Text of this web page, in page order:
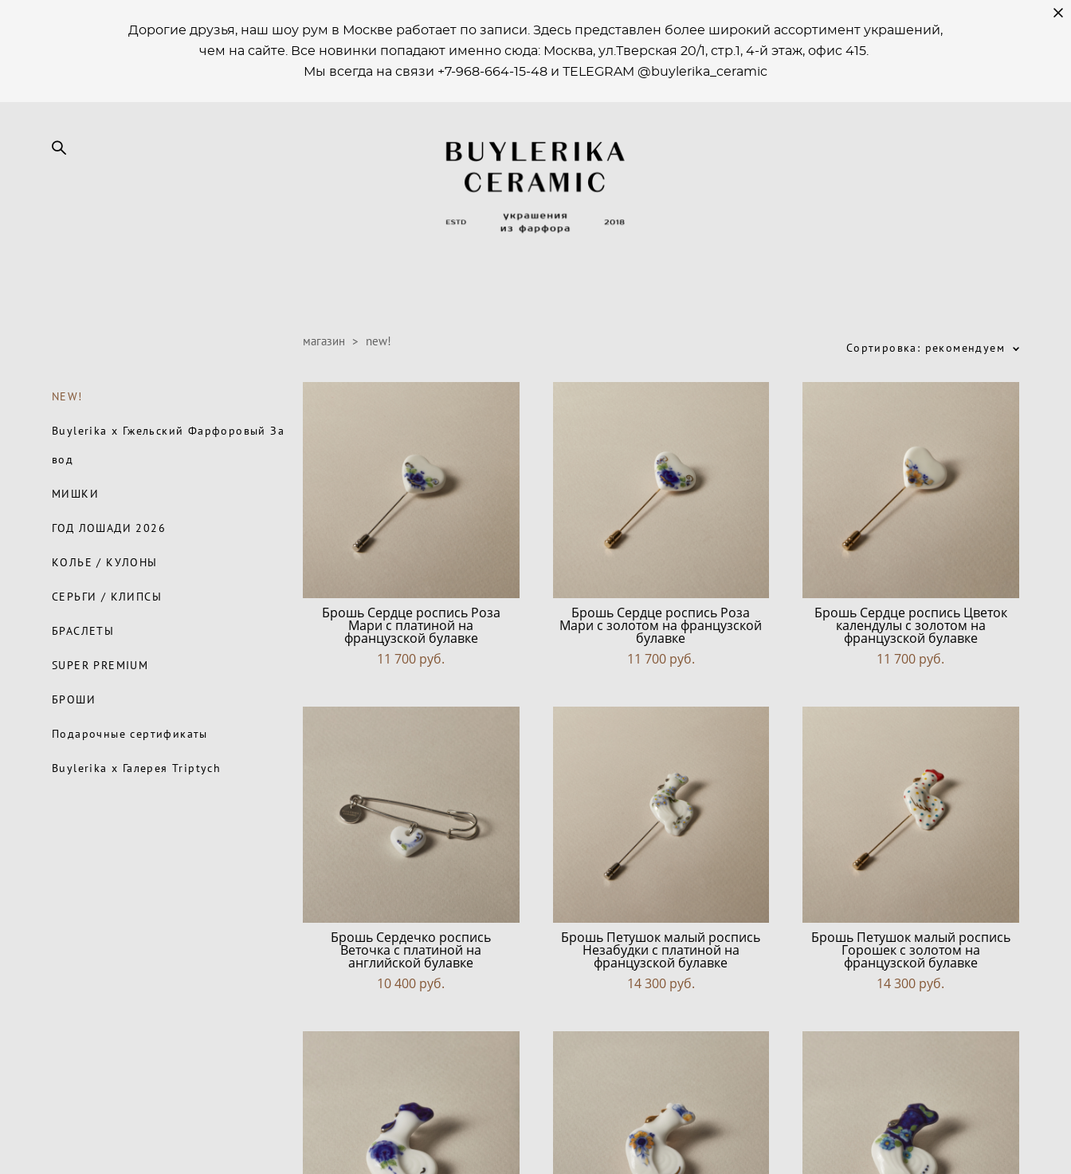
Дорогие друзья, наш шоу рум в Москве работает по записи. Здесь представлен более широкий ассортимент украшений,
чем на сайте. Все новинки попадают именно сюда: Москва, ул.Тверская 20/1, стр.1, 4-й этаж, офиc 415.
Мы всегда на связи +7-968-664-15-48 и ТELEGRAM @buylerika_ceramic
NEW!
Buylerika x Гжельский Фарфоровый За
вод
МИШКИ
ГОД ЛОШАДИ 2026
КОЛЬЕ / КУЛОНЫ
СЕРЬГИ / КЛИПСЫ
БРАСЛЕТЫ
SUPER PREMIUM
БРОШИ
Подарочные сертификаты
Buylerika x Галерея Triptych
магазин > new! Сортировка: рекомендуем
Брошь Сердце роспись Роза
Мари с платиной на
французской булавке
11 700 pуб.
Брошь Сердце роспись Роза
Мари с золотом на французской
булавке
11 700 pуб.
Брошь Сердце роспись Цветок
календулы с золотом на
французской булавке
11 700 pуб.
Брошь Сердечко роспись
Веточка с платиной на
английской булавке
10 400 pуб.
Брошь Петушок малый роспись
Незабудки с платиной на
французской булавке
14 300 pуб.
Брошь Петушок малый роспись
Горошек с золотом на
французской булавке
14 300 pуб.